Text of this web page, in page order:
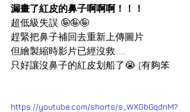
漏畫了紅皮的鼻子啊啊啊！！！
超低級失誤 🤪🤪🤪
趕緊把鼻子補回去重新上傳圖片
但繪製縮時影片已經沒救……
只好讓沒鼻子的紅皮划船了😭 (有夠笨
https://youtube.com/shorts/s_WXGbGqdnM?